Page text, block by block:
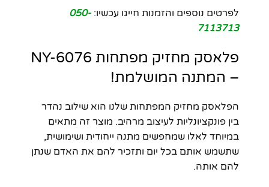
לפרטים נוספים והזמנות חייגו עכשיו: 050-
7113713
פלאסק מחזיק מפתחות NY-6076
– המתנה המושלמת!
הפלאסק מחזיק המפתחות שלנו הוא שילוב נהדר
בין פונקציונליות לעיצוב מרהיב. מוצר זה מתאים
במיוחד לאלו שמחפשים מתנה ייחודית ושימושית,
שתשמש אותם בכל יום ותזכיר להם את האדם שנתן
להם אותה.